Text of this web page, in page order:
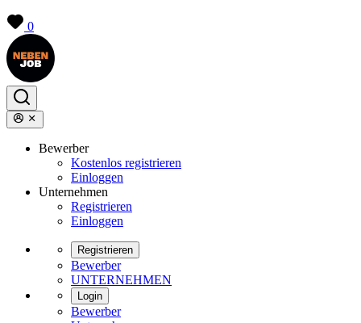
0
Bewerber
Kostenlos registrieren
Einloggen
Unternehmen
Registrieren
Einloggen
Registrieren
Bewerber
UNTERNEHMEN
Login
Bewerber